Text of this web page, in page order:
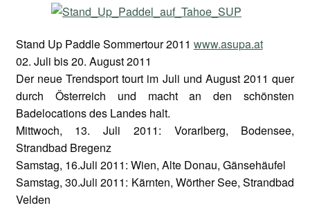
Stand Up Paddle Sommertour 2011 www.asupa.at
02. Juli bis 20. August 2011
Der neue Trendsport tourt im Juli und August 2011 quer
durch Österreich und macht an den schönsten
Badelocations des Landes halt.
Mittwoch, 13. Juli 2011: Vorarlberg, Bodensee,
Strandbad Bregenz
Samstag, 16.Juli 2011: Wien, Alte Donau, Gänsehäufel
Samstag, 30.Juli 2011: Kärnten, Wörther See, Strandbad
Velden